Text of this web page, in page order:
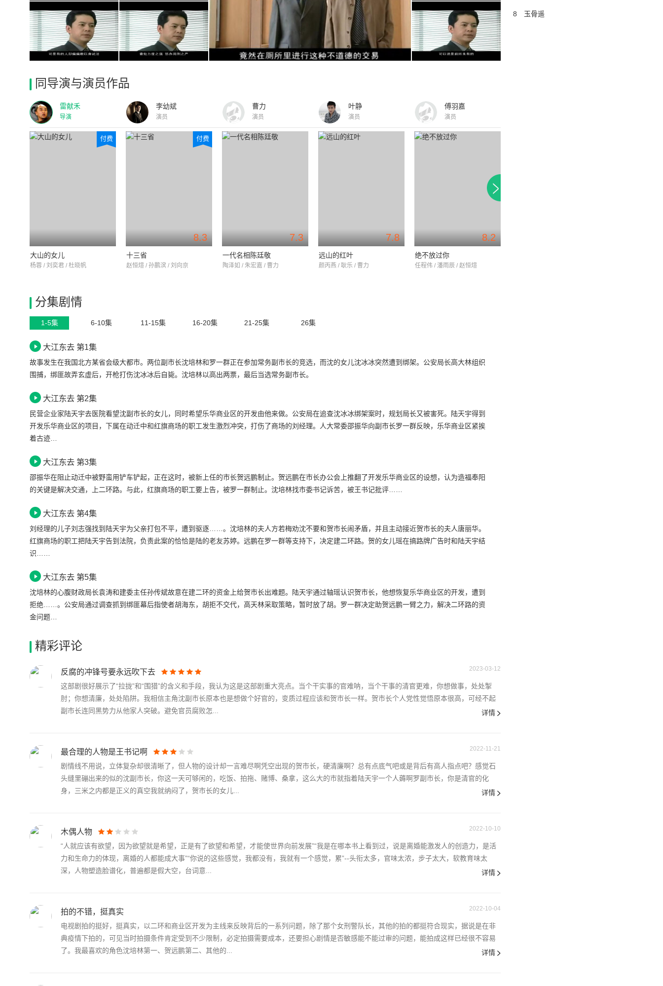
8 玉骨遥
同导演与演员作品
雷献禾
导演
李幼斌
演员
曹力
演员
叶静
演员
傅羽嘉
演员
付费
大山的女儿
杨蓉 / 刘奕君 / 杜晓帆
8.3
付费
十三省
赵恒煊 / 孙鹏滨 / 刘向京
7.3
一代名相陈廷敬
陶泽如 / 朱宏嘉 / 曹力
7.8
远山的红叶
颜丙燕 / 耿乐 / 曹力
8.2
绝不放过你
任程伟 / 潘雨辰 / 赵恒煊
分集剧情
1-5集 6-10集 11-15集 16-20集 21-25集 26集
大江东去 第1集
故事发生在我国北方某省会级大都市。两位副市长沈培林和罗一群正在参加常务副市长的竞选，而沈的女儿沈冰冰突然遭到绑架。公安局长高大林组织
围捕，绑匪故弄玄虚后，开枪打伤沈冰冰后自毙。沈培林以高出两票，最后当选常务副市长。
大江东去 第2集
民营企业家陆天宇去医院看望沈副市长的女儿，同时希望乐华商业区的开发由他来做。公安局在追查沈冰冰绑架案时，规划局长又被害死。陆天宇得到
开发乐华商业区的项目，下属在动迁中和红旗商场的职工发生激烈冲突，打伤了商场的刘经理。人大常委邵振华向副市长罗一群反映，乐华商业区紧挨
着古迹…
大江东去 第3集
邵振华在阻止动迁中被野蛮用铲车铲起，正在这时，被新上任的市长贺远鹏制止。贺远鹏在市长办公会上推翻了开发乐华商业区的设想，认为造福奉阳
的关键是解决交通，上二环路。与此，红旗商场的职工要上告，被罗一群制止。沈培林找市委书记诉苦，被王书记批评……
大江东去 第4集
刘经理的儿子刘志强找到陆天宇为父亲打包不平，遭到驱逐……。沈培林的夫人方若梅劝沈不要和贺市长闹矛盾，并且主动接近贺市长的夫人唐丽华。
红旗商场的职工把陆天宇告到法院，负责此案的恰恰是陆的老友苏婷。远鹏在罗一群等支持下，决定建二环路。贺的女儿瑶在搞路牌广告时和陆天宇结
识……
大江东去 第5集
沈培林的心腹财政局长袁涛和建委主任孙传斌故意在建二环的资金上给贺市长出难题。陆天宇通过轴瑶认识贺市长，他想恢复乐华商业区的开发，遭到
拒绝……。公安局通过调查抓到绑匪幕后指使者胡海东，胡拒不交代，高天林采取策略，暂时放了胡。罗一群决定助贺远鹏一臂之力，解决二环路的资
金问题…
精彩评论
反腐的冲锋号要永远吹下去 2023-03-12
这部剧很好展示了“拉拢”和“围猎”的含义和手段，我认为这是这部剧重大亮点。当个干实事的官难呐，当个干事的清官更难，你想做事，处处掣
肘；你想清廉，处处陷阱。我相信主角沈副市长原本也是想做个好官的，变质过程应该和贺市长一样。贺市长个人党性觉悟原本很高，可经不起
副市长连同黑势力从他家人突破。避免官员腐败怎...
详情
最合理的人物是王书记啊 2022-11-21
剧情线不用说，立体复杂却很清晰了，但人物的设计却一言难尽啊凭空出现的贺市长，硬清廉啊？总有点底气吧或是背后有高人指点吧？感觉石
头缝里磞出来的似的沈副市长，你这一天可够闲的，吃饭、拍拖、赌博、桑拿，这么大的市就指着陆天宇一个人薅啊罗副市长，你是清官的化
身，三米之内都是正义的真空我就纳闷了，贺市长的女儿...
详情
木偶人物 2022-10-10
“人就应该有欲望，因为欲望就是希望，正是有了欲望和希望，才能使世界向前发展”“我是在哪本书上看到过，说是离婚能激发人的创造力，是活
力和生命力的体现，离婚的人都能成大事”“你说的这些感觉，我都没有，我就有一个感觉，累”--头衔太多，官味太浓，步子太大，软教育味太
深，人物塑造脸谱化，普遍都是假大空，台词意...
详情
拍的不错，挺真实 2022-10-04
电视剧拍的挺好，挺真实，以二环和商业区开发为主线来反映背后的一系列问题，除了那个女刑警队长，其他的拍的都挺符合现实，据说是在非
典疫情下拍的，可见当时拍摄条件肯定受到不少限制，必定拍摄需要成本，还要担心剧情是否敏感能不能过审的问题，能拍成这样已经很不容易
了。我最喜欢的角色沈培林第一、贺远鹏第二、其他的...
详情